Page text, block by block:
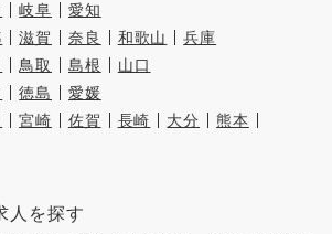
岐阜
愛知
滋賀 奈良 和歌山
兵庫
鳥取 島根
山口
徳島
愛媛
宮崎 佐賀 長崎 大分
熊本
人を探す